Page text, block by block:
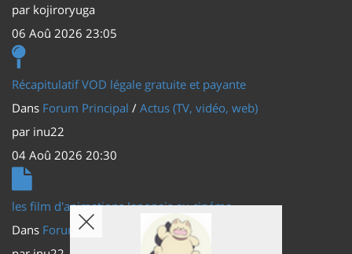
par kojiroryuga
06 Aoû 2026 23:05
Récapitulatif VOD légale gratuite et payante
Dans Forum Principal / Actus (TV, vidéo, web)
par inu22
04 Aoû 2026 20:30
les film d'animations Japonais au cinéma
Dans Forum Principal
Actus (TV, vidéo, web)